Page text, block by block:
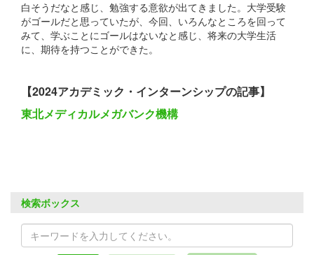
白そうだなと感じ、勉強する意欲が出てきました。大学受験
がゴールだと思っていたが、今回、いろんなところを回って
みて、学ぶことにゴールはないなと感じ、将来の大学生活
に、期待を持つことができた。
【2024アカデミック・インターンシップの記事】
東北メディカルメガバンク機構
検索ボックス